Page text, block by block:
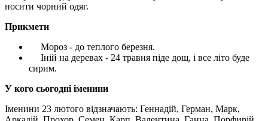
носити чорний одяг.
Прикмети
Мороз - до теплого березня.
Іній на деревах - 24 травня піде дощ, і все літо буде
сирим.
У кого сьогодні іменини
Іменини 23 лютого відзначають: Геннадій, Герман, Марк,